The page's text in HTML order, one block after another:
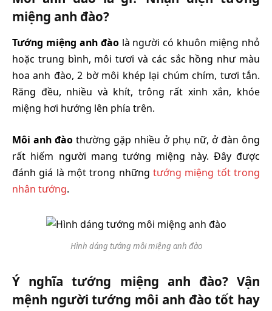
miệng anh đào?
Tướng miệng anh đàolà người có khuôn miệng nhỏ
hoặc trung bình, môi tươi và các sắc hồng như màu
hoa anh đào, 2 bờ môi khép lại chúm chím, tươi tắn.
Răng đều, nhiều và khít, trông rất xinh xắn, khóe
miệng hơi hướng lên phía trên.
Môi anh đào thường gặp nhiều ở phụ nữ, ở đàn ông
rất hiếm người mang tướng miệng này. Đây được
đánh giá là một trong những tướng miệng tốt trong
nhân tướng.
Hình dáng tướng môi miệng anh đào
Ý nghĩa tướng miệng anh đào? Vận
mệnh người tướng môi anh đào tốt hay